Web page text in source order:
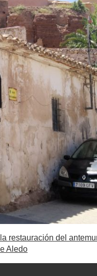
restauración del
Aledo